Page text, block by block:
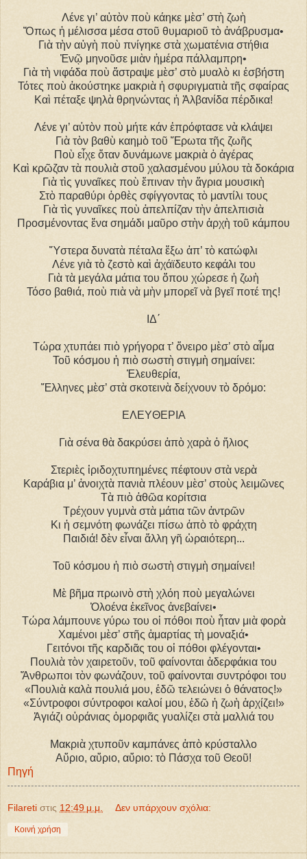
Λένε γι’ αὐτὸν ποὺ κάηκε μὲσ’ στὴ ζωὴ
Ὅπως ἡ μέλισσα μέσα στοῦ θυμαριοῦ τὸ ἀνάβρυσμα•
Γιὰ τὴν αὐγὴ ποὺ πνίγηκε στὰ χωματένια στήθια
Ἐνῷ μηνοῦσε μιὰν ἡμέρα πάλλαμπρη•
Γιὰ τὴ νιφάδα ποὺ ἄστραψε μὲσ’ στὸ μυαλὸ κι ἐσβήστη
Τότες ποὺ ἀκούστηκε μακριὰ ἡ σφυριγματιὰ τῆς σφαίρας
Καὶ πέταξε ψηλὰ θρηνώντας ἡ Ἀλβανίδα πέρδικα!
Λένε γι’ αὐτὸν ποὺ μήτε κάν ἐπρόφτασε νὰ κλάψει
Γιὰ τὸν βαθὺ καημὸ τοῦ Ἔρωτα τῆς ζωῆς
Ποὺ εἶχε ὅταν δυνάμωνε μακριὰ ὁ ἀγέρας
Καὶ κρῶζαν τὰ πουλιὰ στοῦ χαλασμένου μύλου τὰ δοκάρια
Γιὰ τὶς γυναῖκες ποὺ ἔπιναν τὴν ἄγρια μουσικὴ
Στὸ παραθύρι ὀρθὲς σφίγγοντας τὸ μαντίλι τους
Γιὰ τὶς γυναῖκες ποὺ ἀπελπίζαν τὴν ἀπελπισιὰ
Προσμένοντας ἕνα σημάδι μαῦρο στὴν ἀρχὴ τοῦ κάμπου
Ὕστερα δυνατὰ πέταλα ἔξω ἀπ’ τὸ κατώφλι
Λένε γιὰ τὸ ζεστὸ καὶ ἀχάϊδευτο κεφάλι του
Γιὰ τὰ μεγάλα μάτια του ὅπου χώρεσε ἡ ζωὴ
Τόσο βαθιά, ποὺ πιὰ νὰ μὴν μπορεῖ νὰ βγεῖ ποτέ της!
IΔ΄
Τώρα χτυπάει πιὸ γρήγορα τ’ ὄνειρο μὲσ’ στὸ αἷμα
Τοῦ κόσμου ἡ πιὸ σωστὴ στιγμὴ σημαίνει:
Ἐλευθερία,
Ἕλληνες μὲσ’ στὰ σκοτεινὰ δείχνουν τὸ δρόμο:
EΛEYΘEPIA
Γιὰ σένα θὰ δακρύσει ἀπὸ χαρὰ ὁ ἥλιος
Στεριὲς ἰριδοχτυπημένες πέφτουν στὰ νερὰ
Καράβια μ’ ἀνοιχτὰ πανιὰ πλέουν μὲσ’ στοὺς λειμῶνες
Τὰ πιὸ ἀθῶα κορίτσια
Τρέχουν γυμνὰ στὰ μάτια τῶν ἀντρῶν
Κι ἡ σεμνότη φωνάζει πίσω ἀπὸ τὸ φράχτη
Παιδιά! δὲν εἶναι ἄλλη γῆ ὡραιότερη...
Τοῦ κόσμου ἡ πιὸ σωστὴ στιγμὴ σημαίνει!
Μὲ βῆμα πρωινὸ στὴ χλόη ποὺ μεγαλώνει
Ὁλοένα ἐκεῖνος ἀνεβαίνει•
Τώρα λάμπουνε γύρω του οἱ πόθοι ποὺ ἦταν μιὰ φορὰ
Χαμένοι μὲσ’ στῆς ἁμαρτίας τὴ μοναξιά•
Γειτόνοι τῆς καρδιᾶς του οἱ πόθοι φλέγονται•
Πουλιὰ τὸν χαιρετοῦν, τοῦ φαίνονται ἀδερφάκια του
Ἄνθρωποι τὸν φωνάζουν, τοῦ φαίνονται συντρόφοι του
«Πουλιὰ καλὰ πουλιά μου, ἐδῶ τελειώνει ὁ θάνατος!»
«Σύντροφοι σύντροφοι καλοί μου, ἐδῶ ἡ ζωὴ ἀρχίζει!»
Ἀγιάζι οὐράνιας ὀμορφιᾶς γυαλίζει στὰ μαλλιά του
Μακριὰ χτυποῦν καμπάνες ἀπὸ κρύσταλλο
Αὔριο, αὔριο, αὔριο: τὸ Πάσχα τοῦ Θεοῦ!
Πηγή
Filareti στις 12:49 μ.μ. Δεν υπάρχουν σχόλια:
Κοινή χρήση